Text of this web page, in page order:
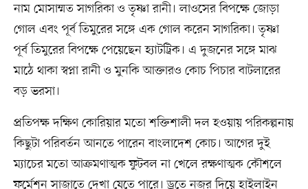
নাম মোসাম্মত সাগরিকা ও তৃষ্ণা রানী। লাওসের বিপক্ষে জোড়া
গোল এবং পূর্ব তিমুরের সঙ্গে এক গোল করেন সাগরিকা। তৃষ্ণা
পূর্ব তিমুরের বিপক্ষে পেয়েছেন হ্যাটট্রিক। এ দুজনের সঙ্গে মাঝ
মাঠে থাকা স্বপ্না রানী ও মুনকি আক্তারও কোচ পিচার বাটলারের
বড় ভরসা।
প্রতিপক্ষ দক্ষিণ কোরিয়ার মতো শক্তিশালী দল হওয়ায় পরিকল্পনায়
কিছুটা পরিবর্তন আনতে পারেন বাংলাদেশ কোচ। আগের দুই
ম্যাচের মতো আক্রমণাত্মক ফুটবল না খেলে রক্ষণাত্মক কৌশলে
ফর্মেশন সাজাতে দেখা যেতে পারে। ড্রতে নজর দিয়ে হাইলাইন